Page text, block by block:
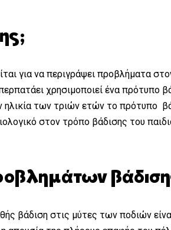
για να περιγράψει προβλήματα
χρησιμοποιεί ένα πρότυπο
ηλικία των τριών ετών το πρότυπο
στον τρόπο βάδισης του
βάδιση στις μύτες των ποδιών